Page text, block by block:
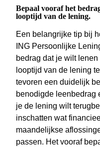
Bepaal vooraf het
looptijd van de lening.
Een belangrijke tip bij
ING Persoonlijke
bedrag dat je wilt
looptijd van de lening
tevoren een duidelijk
benodigde leenbedrag
je de lening wilt
inschatten wat
maandelijkse
passen. Het vooraf